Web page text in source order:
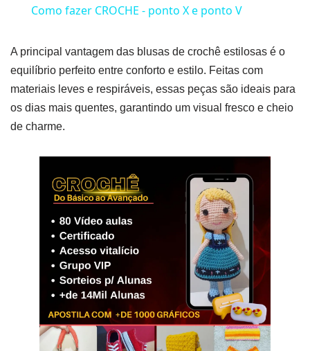
Como fazer CROCHE - ponto X e ponto V
A principal vantagem das blusas de crochê estilosas é o
equilíbrio perfeito entre conforto e estilo. Feitas com
materiais leves e respiráveis, essas peças são ideais para
os dias mais quentes, garantindo um visual fresco e cheio
de charme.